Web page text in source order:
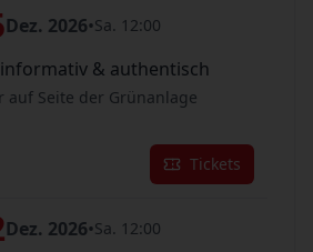
Dez. 2026•Sa. 12:00
& authentisch
auf Seite der Grünanlage
Tickets
Dez. 2026•Sa. 12:00